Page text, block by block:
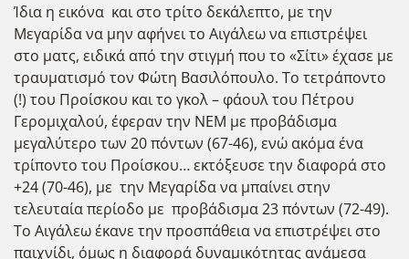
Ίδια η εικόνα και στο τρίτο δεκάλεπτο, με την
Μεγαρίδα να μην αφήνει το Αιγάλεω να επιστρέψει
στο ματς, ειδικά από την στιγμή που το «Σίτι» έχασε με
τραυματισμό τον Φώτη Βασιλόπουλο. Το τετράποντο
(!) του Προίσκου και το γκολ – φάουλ του Πέτρου
Γερομιχαλού, έφεραν την ΝΕΜ με προβάδισμα
μεγαλύτερο των 20 πόντων (67-46), ενώ ακόμα ένα
τρίποντο του Προίσκου… εκτόξευσε την διαφορά στο
+24 (70-46), με την Μεγαρίδα να μπαίνει στην
τελευταία περίοδο με προβάδισμα 23 πόντων (72-49).
Το Αιγάλεω έκανε την προσπάθεια να επιστρέψει στο
παιχνίδι, όμως η διαφορά δυναμικότητας ανάμεσα